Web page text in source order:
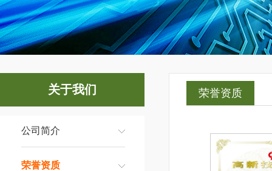
关于我们
公司简介
荣誉资质
荣誉资质